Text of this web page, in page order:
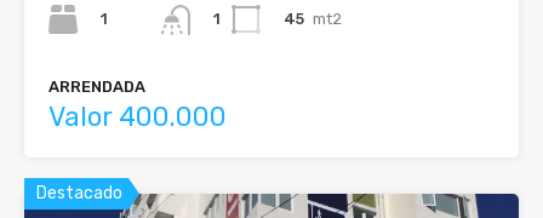
1
1
45 mt2
ARRENDADA
Valor 400.000
Destacado